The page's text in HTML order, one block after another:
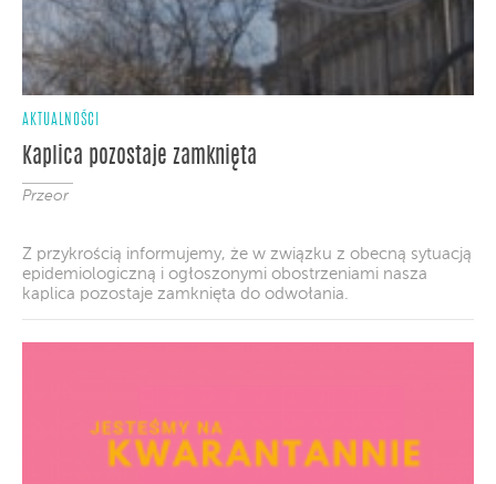
AKTUALNOŚCI
Kaplica pozostaje zamknięta
Przeor
Z przykrością informujemy, że w związku z obecną sytuacją
epidemiologiczną i ogłoszonymi obostrzeniami nasza
kaplica pozostaje zamknięta do odwołania.